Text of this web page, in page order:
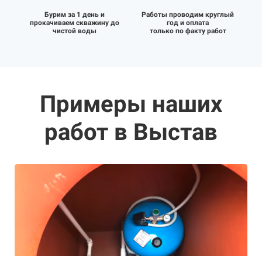
Бурим за 1 день и
прокачиваем скважину до
чистой воды
Работы проводим круглый
год и оплата
только по факту работ
Примеры наших
работ в Выстав